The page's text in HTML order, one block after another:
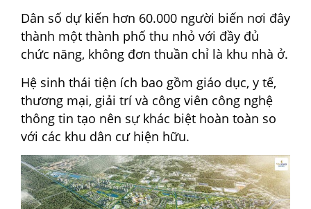
Dân số dự kiến hơn 60.000 người biến nơi đây
thành một thành phố thu nhỏ với đầy đủ
chức năng, không đơn thuần chỉ là khu nhà ở.
Hệ sinh thái tiện ích bao gồm giáo dục, y tế,
thương mại, giải trí và công viên công nghệ
thông tin tạo nên sự khác biệt hoàn toàn so
với các khu dân cư hiện hữu.